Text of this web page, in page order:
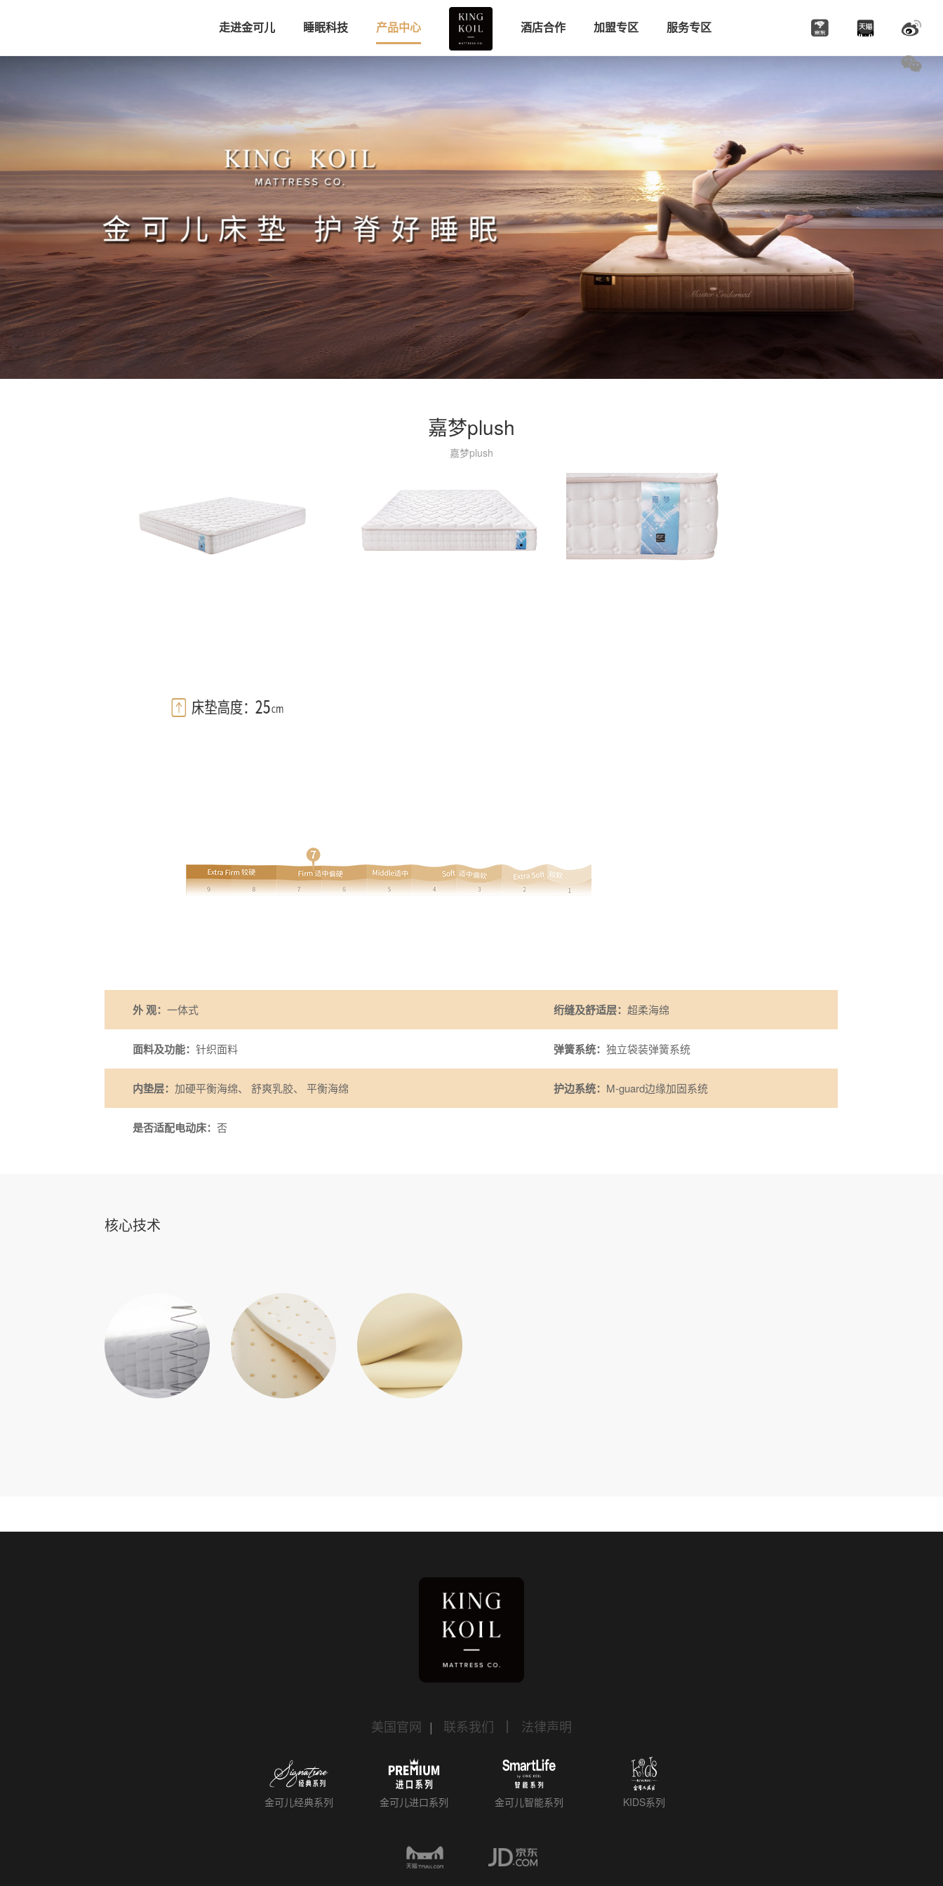
走进金可儿 睡眠科技 产品中心 酒店合作 加盟专区 服务专区
嘉梦plush
嘉梦plush
外 观：一体式 绗缝及舒适层：超柔海绵
面料及功能：针织面料 弹簧系统：独立袋装弹簧系统
内垫层：加硬平衡海绵、 舒爽乳胶、 平衡海绵 护边系统： M-guard边缘加固系统
是否适配电动床：否
核心技术
美国官网 | 联系我们 ｜ 法律声明
金可儿经典系列 金可儿进口系列 金可儿智能系列 KIDS系列